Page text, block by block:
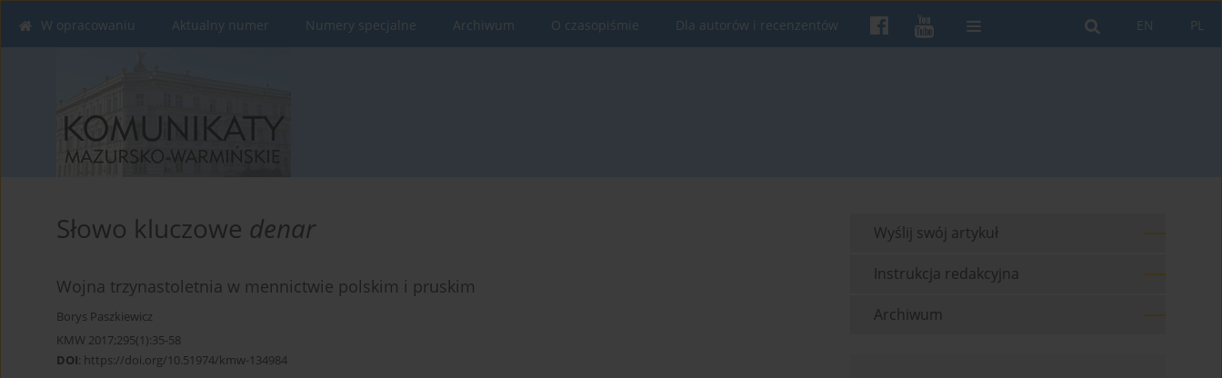
PL
EN
W opracowaniu Aktualny numer Numery specjalne Archiwum O czasopiśmie Dla autorów i recenzentów
Słowo kluczowe denar
Wojna trzynastoletnia w mennictwie polskim i pruskim
Borys Paszkiewicz
KMW 2017;295(1):35-58
DOI: https://doi.org/10.51974/kmw-134984
Wyślij swój artykuł
Instrukcja redakcyjna
Archiwum